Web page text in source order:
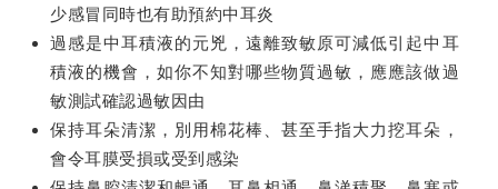
少感冒同時也有助預約中耳炎
過感是中耳積液的元兇，遠離致敏原可減低引起中耳
積液的機會，如你不知對哪些物質過敏，應應該做過
敏測試確認過敏因由
保持耳朵清潔，別用棉花棒、甚至手指大力挖耳朵，
會令耳膜受損或受到感染